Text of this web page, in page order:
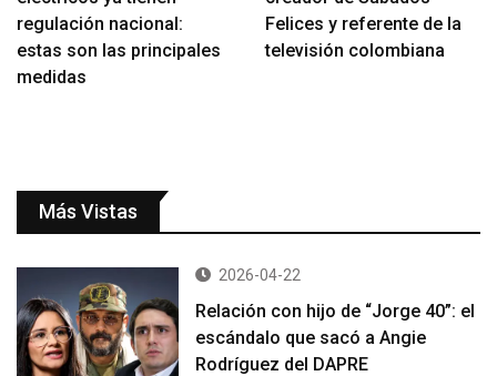
regulación nacional:
estas son las principales
medidas
Felices y referente de la
televisión colombiana
Más Vistas
2026-04-22
Relación con hijo de “Jorge 40”: el
escándalo que sacó a Angie
Rodríguez del DAPRE